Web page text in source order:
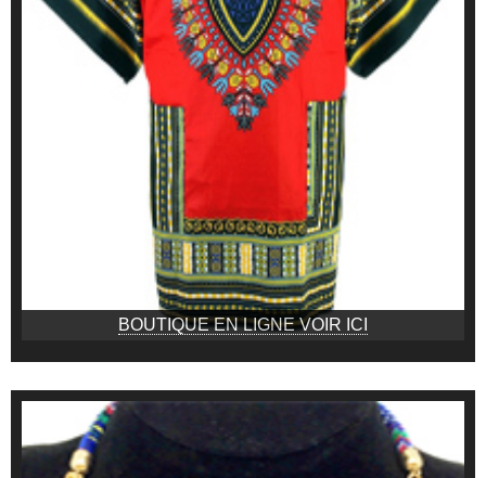
BOUTIQUE EN LIGNE VOIR ICI